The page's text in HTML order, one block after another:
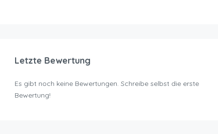
Letzte Bewertung
Es gibt noch keine Bewertungen. Schreibe selbst die erste
Bewertung!